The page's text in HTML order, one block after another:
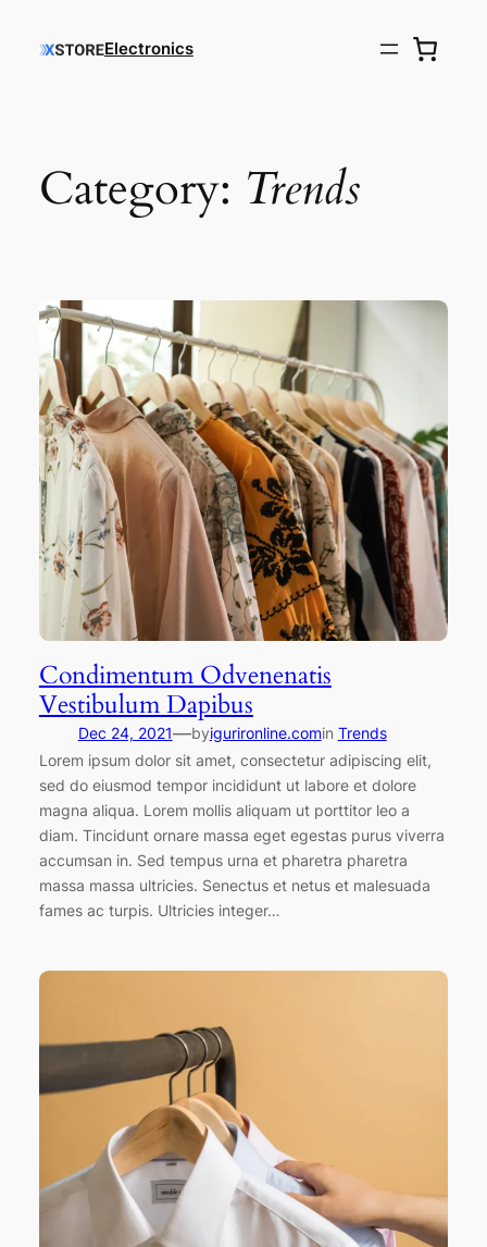
Electronics
Category: Trends
Condimentum Odvenenatis
Vestibulum Dapibus
Dec 24, 2021—byigurironline.comin Trends
Lorem ipsum dolor sit amet, consectetur adipiscing elit,
sed do eiusmod tempor incididunt ut labore et dolore
magna aliqua. Lorem mollis aliquam ut porttitor leo a
diam. Tincidunt ornare massa eget egestas purus viverra
accumsan in. Sed tempus urna et pharetra pharetra
massa massa ultricies. Senectus et netus et malesuada
fames ac turpis. Ultricies integer…